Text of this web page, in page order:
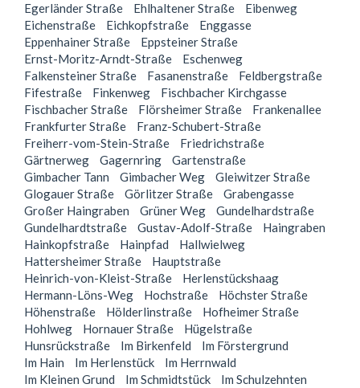
Egerländer Straße
Ehlhaltener Straße
Eibenweg
Eichenstraße
Eichkopfstraße
Enggasse
Eppenhainer Straße
Eppsteiner Straße
Ernst-Moritz-Arndt-Straße
Eschenweg
Falkensteiner Straße
Fasanenstraße
Feldbergstraße
Fifestraße
Finkenweg
Fischbacher Kirchgasse
Fischbacher Straße
Flörsheimer Straße
Frankenallee
Frankfurter Straße
Franz-Schubert-Straße
Freiherr-vom-Stein-Straße
Friedrichstraße
Gärtnerweg
Gagernring
Gartenstraße
Gimbacher Tann
Gimbacher Weg
Gleiwitzer Straße
Glogauer Straße
Görlitzer Straße
Grabengasse
Großer Haingraben
Grüner Weg
Gundelhardstraße
Gundelhardtstraße
Gustav-Adolf-Straße
Haingraben
Hainkopfstraße
Hainpfad
Hallwielweg
Hattersheimer Straße
Hauptstraße
Heinrich-von-Kleist-Straße
Herlenstückshaag
Hermann-Löns-Weg
Hochstraße
Höchster Straße
Höhenstraße
Hölderlinstraße
Hofheimer Straße
Hohlweg
Hornauer Straße
Hügelstraße
Hunsrückstraße
Im Birkenfeld
Im Förstergrund
Im Hain
Im Herlenstück
Im Herrnwald
Im Kleinen Grund
Im Schmidtstück
Im Schulzehnten